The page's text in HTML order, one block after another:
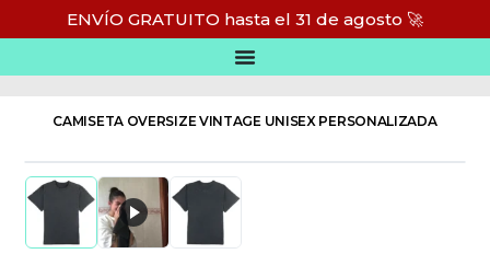
al
contenido
ENVÍO GRATUITO hasta el 31 de agosto 🚀
Camisetas oversize personalizadas
CAMISETA OVERSIZE VINTAGE UNISEX PERSONALIZADA